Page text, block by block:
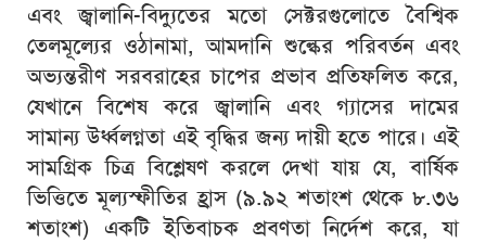
এবং জ্বালানি-বিদ্যুতের মতো সেক্টরগুলোতে বৈশ্বিক
তেলমূল্যের ওঠানামা, আমদানি শুল্কের পরিবর্তন এবং
অভ্যন্তরীণ সরবরাহের চাপের প্রভাব প্রতিফলিত করে,
যেখানে বিশেষ করে জ্বালানি এবং গ্যাসের দামের
সামান্য উর্ধ্বলগ্নতা এই বৃদ্ধির জন্য দায়ী হতে পারে। এই
সামগ্রিক চিত্র বিশ্লেষণ করলে দেখা যায় যে, বার্ষিক
ভিত্তিতে মূল্যস্ফীতির হ্রাস (৯.৯২ শতাংশ থেকে ৮.৩৬
শতাংশ) একটি ইতিবাচক প্রবণতা নির্দেশ করে, যা